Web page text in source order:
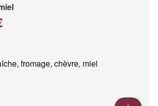
fromage, chèvre, miel